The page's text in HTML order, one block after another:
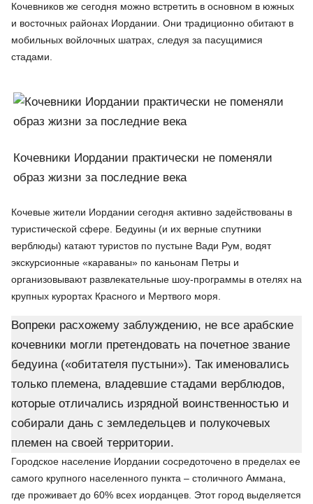
Кочевников же сегодня можно встретить в основном в южных
и восточных районах Иордании. Они традиционно обитают в
мобильных войлочных шатрах, следуя за пасущимися
стадами.
Кочевники Иордании практически не поменяли
образ жизни за последние века
Кочевые жители Иордании сегодня активно задействованы в
туристической сфере. Бедуины (и их верные спутники
верблюды) катают туристов по пустыне Вади Рум, водят
экскурсионные «караваны» по каньонам Петры и
организовывают развлекательные шоу-программы в отелях на
крупных курортах Красного и Мертвого моря.
Вопреки расхожему заблуждению, не все арабские
кочевники могли претендовать на почетное звание
бедуина («обитателя пустыни»). Так именовались
только племена, владевшие стадами верблюдов,
которые отличались изрядной воинственностью и
собирали дань с земледельцев и полукочевых
племен на своей территории.
Городское население Иордании сосредоточено в пределах ее
самого крупного населенного пункта – столичного Аммана,
где проживает до 60% всех иорданцев. Этот город выделяется